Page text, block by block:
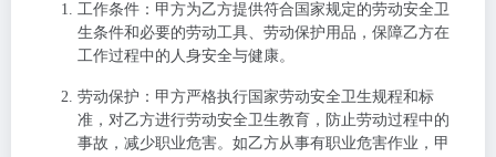
工作条件 ：甲方为乙方提供符合国家规定的劳动安全卫
生条件和必要的劳动工具、劳动保护用品，保障乙方在
工作过程中的人身安全与健康。
劳动保护 ：甲方严格执行国家劳动安全卫生规程和标
准，对乙方进行劳动安全卫生教育，防止劳动过程中的
事故，减少职业危害。如乙方从事有职业危害作业，甲